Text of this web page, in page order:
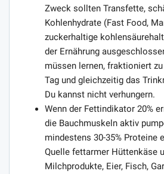
Zweck sollten Transfette,
Kohlenhydrate (Fast Food,
zuckerhaltige
der Ernährung
müssen lernen, fraktioniert
Tag und gleichzeitig das
Du kannst nicht verhungern.
Wenn der Fettindikator 20%
die Bauchmuskeln aktiv
mindestens 30-35% Proteine
Quelle fettarmer Hüttenkäse
Milchprodukte, Eier, Fisch,